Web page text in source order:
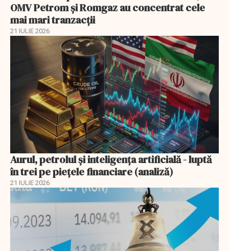
OMV Petrom și Romgaz au concentrat cele
mai mari tranzacții
21 IULIE 2026
Aurul, petrolul şi inteligenţa artificială - luptă
în trei pe piețele financiare (analiză)
21 IULIE 2026